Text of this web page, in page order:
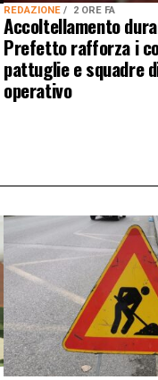
REDAZIONE 2 ORE FA
Accoltellamento
Prefetto rafforza i
pattuglie e squadre
operativo